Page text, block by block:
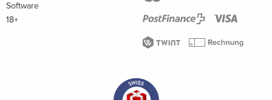
Software
18+